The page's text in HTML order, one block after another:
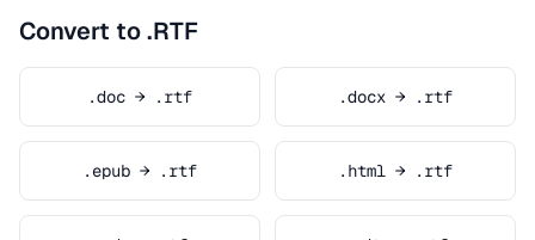
Convert to .RTF
.doc → .rtf .docx → .rtf
.epub → .rtf .html → .rtf